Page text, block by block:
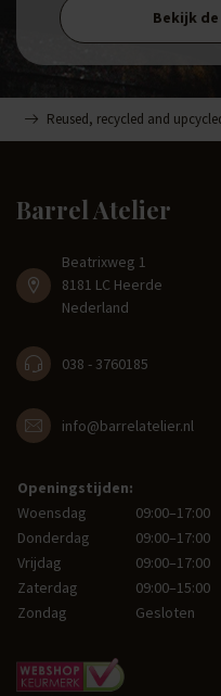
Bekijk
Reused, recycled and
Barrel Atelier
Beatrixweg 1
8181 LC Heerde
Nederland
038 - 3760185
info@barrelatelier.nl
Openingstijden:
Woensdag
09:00–17:00
Donderdag
09:00–17:00
Vrijdag
09:00–17:00
Zaterdag
09:00–15:00
Zondag
Gesloten